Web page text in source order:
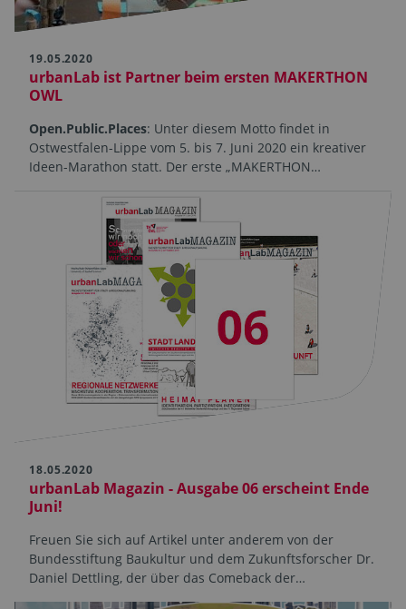
19.05.2020
urbanLab ist Partner beim ersten MAKERTHON
OWL
Open.Public.Places: Unter diesem Motto findet in
Ostwestfalen-Lippe vom 5. bis 7. Juni 2020 ein kreativer
Ideen-Marathon statt. Der erste „MAKERTHON…
18.05.2020
urbanLab Magazin - Ausgabe 06 erscheint Ende
Juni!
Freuen Sie sich auf Artikel unter anderem von der
Bundesstiftung Baukultur und dem Zukunftsforscher Dr.
Daniel Dettling, der über das Comeback der…